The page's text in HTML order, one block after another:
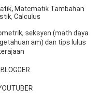
Matematik Tambahan
Calculus
seksyen (math daya
am) dan tips lulus